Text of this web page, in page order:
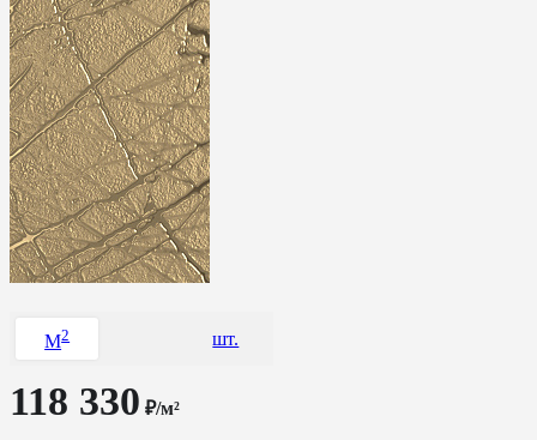
M2 шт.
118 330 ₽/м²